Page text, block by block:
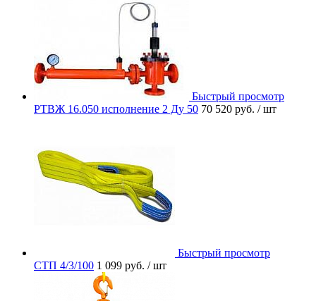
Быстрый просмотр
РТВЖ 16.050 исполнение 2 Ду 50 70 520 руб. / шт
Быстрый просмотр
СТП 4/3/100 1 099 руб. / шт